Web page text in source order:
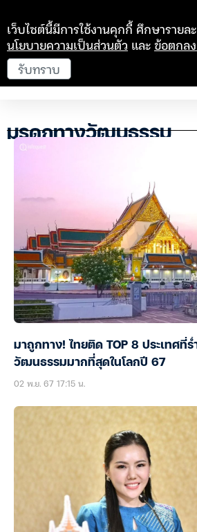
มรดกทางวัฒนธรรม
มาถูกทาง! ไทยติด TOP 8 ประเทศที่
วัฒนธรรมมากที่สุดในโลกปี 67
02 พ.ย. 67 17:15 น.
เว็บไซต์นี้มีการใช้งานคุกกี้ ศึกษารายล
นโยบายความเป็นส่วนตัว และข้อตกล
รับทราบ